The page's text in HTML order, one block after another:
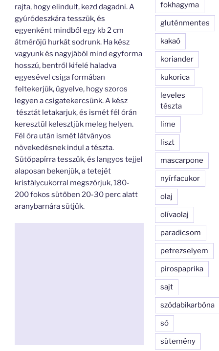
rajta, hogy elindult, kezd dagadni. A
gyúródeszkára tesszük, és
egyenként mindből egy kb 2 cm
átmérőjű hurkát sodrunk. Ha kész
vagyunk és nagyjából mind egyforma
hosszú, bentről kifelé haladva
egyesével csiga formában
feltekerjük, ügyelve, hogy szoros
legyen a csigatekercsünk. A kész
tésztát letakarjuk, és ismét fél órán
keresztül kelesztjük meleg helyen.
Fél óra után ismét látványos
növekedésnek indul a tészta.
Sütőpapírra tesszük, és langyos tejjel
alaposan bekenjük, a tetejét
kristálycukorral megszórjuk, 180-
200 fokos sütőben 20-30 perc alatt
aranybarnára sütjük.
fokhagyma
gluténmentes
kakaó
koriander
kukorica
leveles
tészta
lime
liszt
mascarpone
nyírfacukor
olaj
olívaolaj
paradicsom
petrezselyem
pirospaprika
sajt
szódabikarbóna
só
sütemény